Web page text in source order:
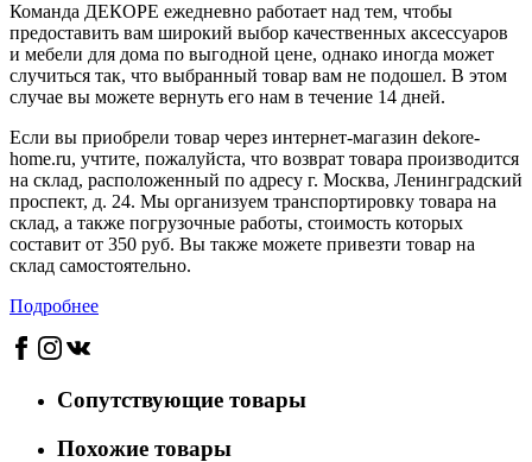
Команда ДЕКОРЕ ежедневно работает над тем, чтобы
предоставить вам широкий выбор качественных аксессуаров
и мебели для дома по выгодной цене, однако иногда может
случиться так, что выбранный товар вам не подошел. В этом
случае вы можете вернуть его нам в течение 14 дней.
Если вы приобрели товар через интернет-магазин dekore-
home.ru, учтите, пожалуйста, что возврат товара производится
на склад, расположенный по адресу г. Москва, Ленинградский
проспект, д. 24. Мы организуем транспортировку товара на
склад, а также погрузочные работы, стоимость которых
составит от 350 руб. Вы также можете привезти товар на
склад самостоятельно.
Подробнее
Сопутствующие товары
Похожие товары